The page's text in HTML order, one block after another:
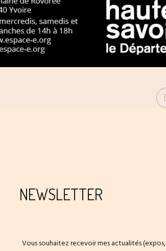
NEWSLETTER
Vous souhaitez recevoir mes actualités (expos,